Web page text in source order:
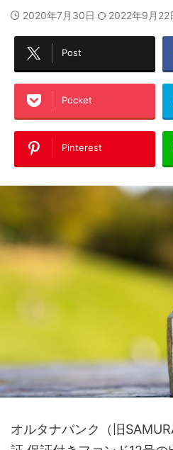
2020年7月30日 2022年9月22
Post
Pocket
Pinterest
オルタナバンク（旧